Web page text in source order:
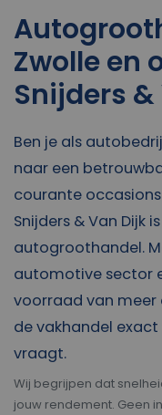
Zwolle en
Snijders
Ben je als
naar een
courante
Snijders & Van Dijk
autogroothandel.
automotive sector
voorraad van meer
de vakhandel
vraagt.
Wij begrijpen dat
jouw rendement. Geen